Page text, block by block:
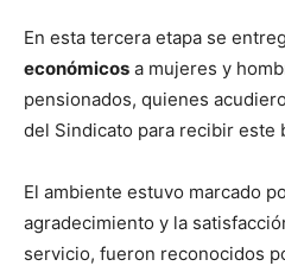
En esta tercera etapa se
económicos a mujeres y
pensionados, quienes
del Sindicato para recibir este
El ambiente estuvo marcado
agradecimiento y la
servicio, fueron reconocidos